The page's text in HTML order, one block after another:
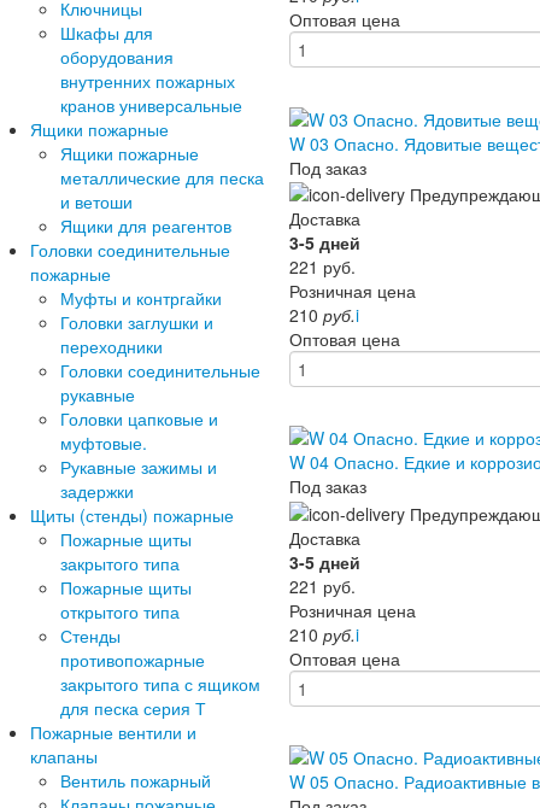
Ключницы
Шкафы для
оборудования
внутренних пожарных
кранов универсальные
Ящики пожарные
Ящики пожарные
металлические для песка
и ветоши
Ящики для реагентов
Головки соединительные
пожарные
Муфты и контргайки
Головки заглушки и
переходники
Головки соединительные
рукавные
Головки цапковые и
муфтовые.
Рукавные зажимы и
задержки
Щиты (стенды) пожарные
Пожарные щиты
закрытого типа
Пожарные щиты
открытого типа
Стенды
противопожарные
закрытого типа с ящиком
для песка серия Т
Пожарные вентили и
клапаны
Вентиль пожарный
Оптовая цена
W 03 Опасно. Ядовитые
Под заказ
Доставка
3-5 дней
221 руб.
Розничная цена
210 руб.i
Оптовая цена
W 04 Опасно. Едкие и
Под заказ
Доставка
3-5 дней
221 руб.
Розничная цена
210 руб.i
Оптовая цена
W 05 Опасно.